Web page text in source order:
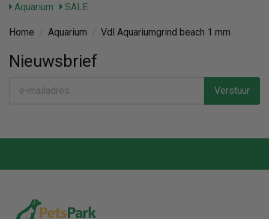
Aquarium
SALE
Home Aquarium Vdl Aquariumgrind beach 1 mm
Nieuwsbrief
Verstuur